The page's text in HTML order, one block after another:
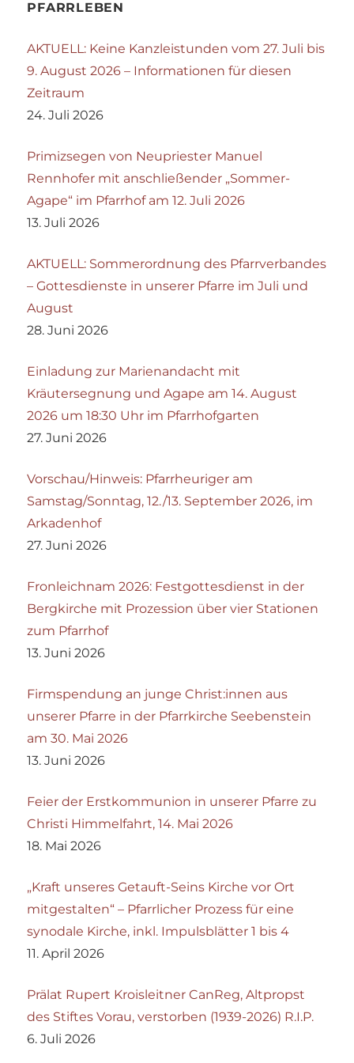
PFARRLEBEN
AKTUELL: Keine Kanzleistunden vom 27. Juli bis
9. August 2026 – Informationen für diesen
Zeitraum
24. Juli 2026
Primizsegen von Neupriester Manuel
Rennhofer mit anschließender „Sommer-
Agape“ im Pfarrhof am 12. Juli 2026
13. Juli 2026
AKTUELL: Sommerordnung des Pfarrverbandes
– Gottesdienste in unserer Pfarre im Juli und
August
28. Juni 2026
Einladung zur Marienandacht mit
Kräutersegnung und Agape am 14. August
2026 um 18:30 Uhr im Pfarrhofgarten
27. Juni 2026
Vorschau/Hinweis: Pfarrheuriger am
Samstag/Sonntag, 12./13. September 2026, im
Arkadenhof
27. Juni 2026
Fronleichnam 2026: Festgottesdienst in der
Bergkirche mit Prozession über vier Stationen
zum Pfarrhof
13. Juni 2026
Firmspendung an junge Christ:innen aus
unserer Pfarre in der Pfarrkirche Seebenstein
am 30. Mai 2026
13. Juni 2026
Feier der Erstkommunion in unserer Pfarre zu
Christi Himmelfahrt, 14. Mai 2026
18. Mai 2026
„Kraft unseres Getauft-Seins Kirche vor Ort
mitgestalten“ – Pfarrlicher Prozess für eine
synodale Kirche, inkl. Impulsblätter 1 bis 4
11. April 2026
Prälat Rupert Kroisleitner CanReg, Altpropst
des Stiftes Vorau, verstorben (1939-2026) R.I.P.
6. Juli 2026